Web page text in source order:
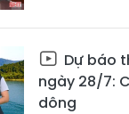
Dự báo
ngày 28/7:
dông